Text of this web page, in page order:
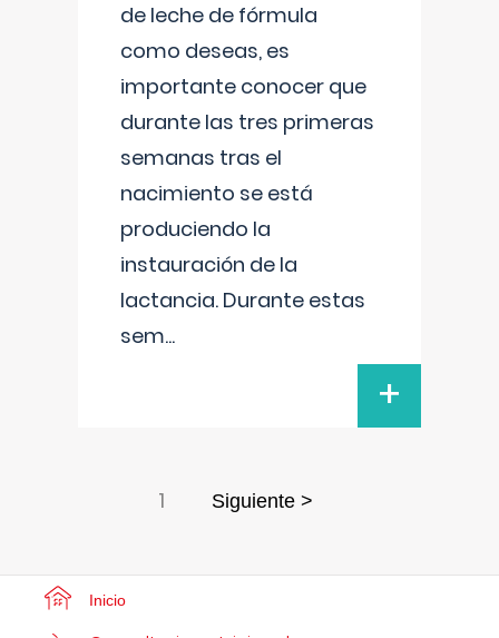
de leche de fórmula
como deseas, es
importante conocer que
durante las tres primeras
semanas tras el
nacimiento se está
produciendo la
instauración de la
lactancia. Durante estas
sem...
+
1 Siguiente >
Inicio